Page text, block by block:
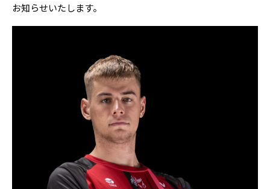
お知らせいたします。